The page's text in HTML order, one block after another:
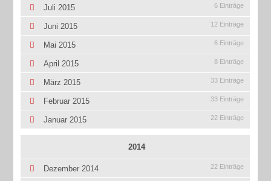
Juli 2015 6 Einträge
Juni 2015 12 Einträge
Mai 2015 6 Einträge
April 2015 8 Einträge
März 2015 33 Einträge
Februar 2015 33 Einträge
Januar 2015 22 Einträge
2014
Dezember 2014 22 Einträge